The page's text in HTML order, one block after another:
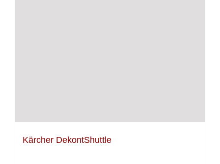
Kärcher DekontShuttle